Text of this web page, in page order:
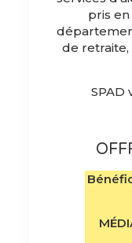
pris
de retraite,
SPAD